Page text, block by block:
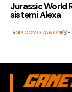
Jurassic World
sistemi Alexa
DiGIACOMO ZANONI 8